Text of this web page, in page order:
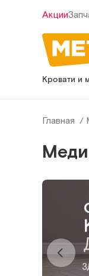
Акции
Кровати и
Главная